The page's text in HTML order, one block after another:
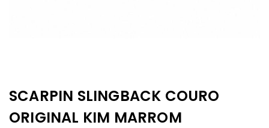
SCARPIN SLINGBACK COURO
ORIGINAL KIM MARROM